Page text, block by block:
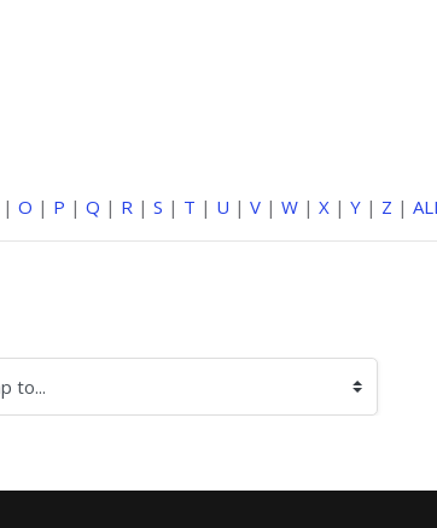
| O | P | Q | R | S | T | U | V | W | X | Y | Z |